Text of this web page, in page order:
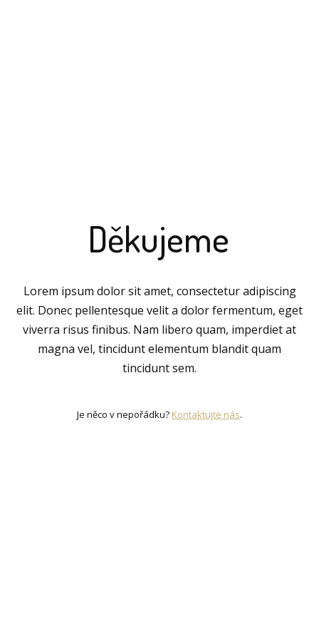
Děkujeme
Lorem ipsum dolor sit amet, consectetur adipiscing
elit. Donec pellentesque velit a dolor fermentum, eget
viverra risus finibus. Nam libero quam, imperdiet at
magna vel, tincidunt elementum blandit quam
tincidunt sem.
Je něco v nepořádku? Kontaktujte nás.